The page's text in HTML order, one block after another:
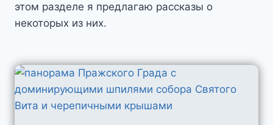
этом разделе я предлагаю рассказы о
некоторых из них.